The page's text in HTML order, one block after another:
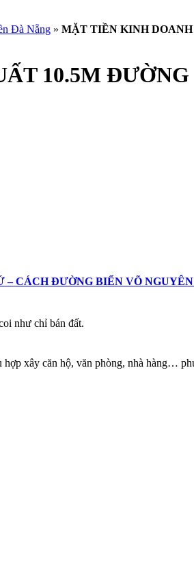
Đà Nẵng » MẶT TIỀN KINH
10.5M
CÁCH ĐƯỜNG BIỂN VÕ
như chỉ bán đất.
hợp xây căn hộ, văn phòng, nhà hàng…